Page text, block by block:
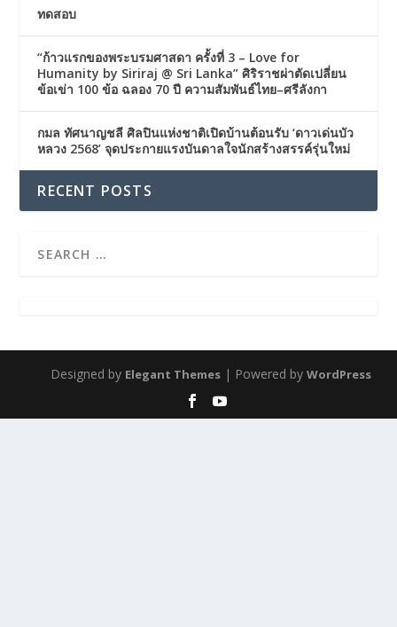
ทดสอบ
“ก้าวแรกของพระบรมศาสดา ครั้งที่ 3 – Love for
Humanity by Siriraj @ Sri Lanka” ศิริราชผ่าตัดเปลี่ยน
ข้อเข่า 100 ข้อ ฉลอง 70 ปี ความสัมพันธ์ไทย–ศรีลังกา
กมล ทัศนาญชลี ศิลปินแห่งชาติเปิดบ้านต้อนรับ ‘ดาวเด่นบัว
หลวง 2568’ จุดประกายแรงบันดาลใจนักสร้างสรรค์รุ่นใหม่
RECENT POSTS
Designed by Elegant Themes | Powered by WordPress